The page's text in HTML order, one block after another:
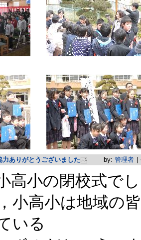
ありがとうございました by: 管理者
高小の閉校式で
小高小は地域の
いる